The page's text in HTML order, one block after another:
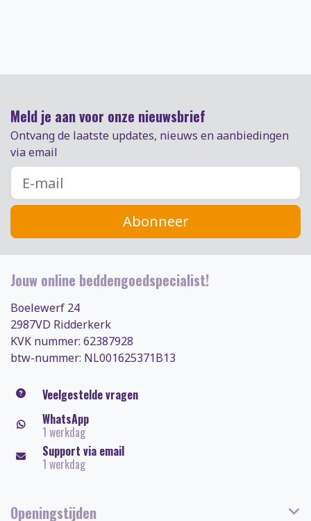
Meld je aan voor onze nieuwsbrief
Ontvang de laatste updates, nieuws en aanbiedingen
via email
Abonneer
Jouw online beddengoedspecialist!
Boelewerf 24
2987VD Ridderkerk
KVK nummer: 62387928
btw-nummer: NL001625371B13
Veelgestelde vragen
WhatsApp
1 werkdag
Support via email
1 werkdag
Openingstijden